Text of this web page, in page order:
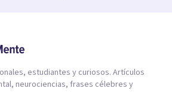
estudiantes y curiosos. Artículos
neurociencias, frases célebres y